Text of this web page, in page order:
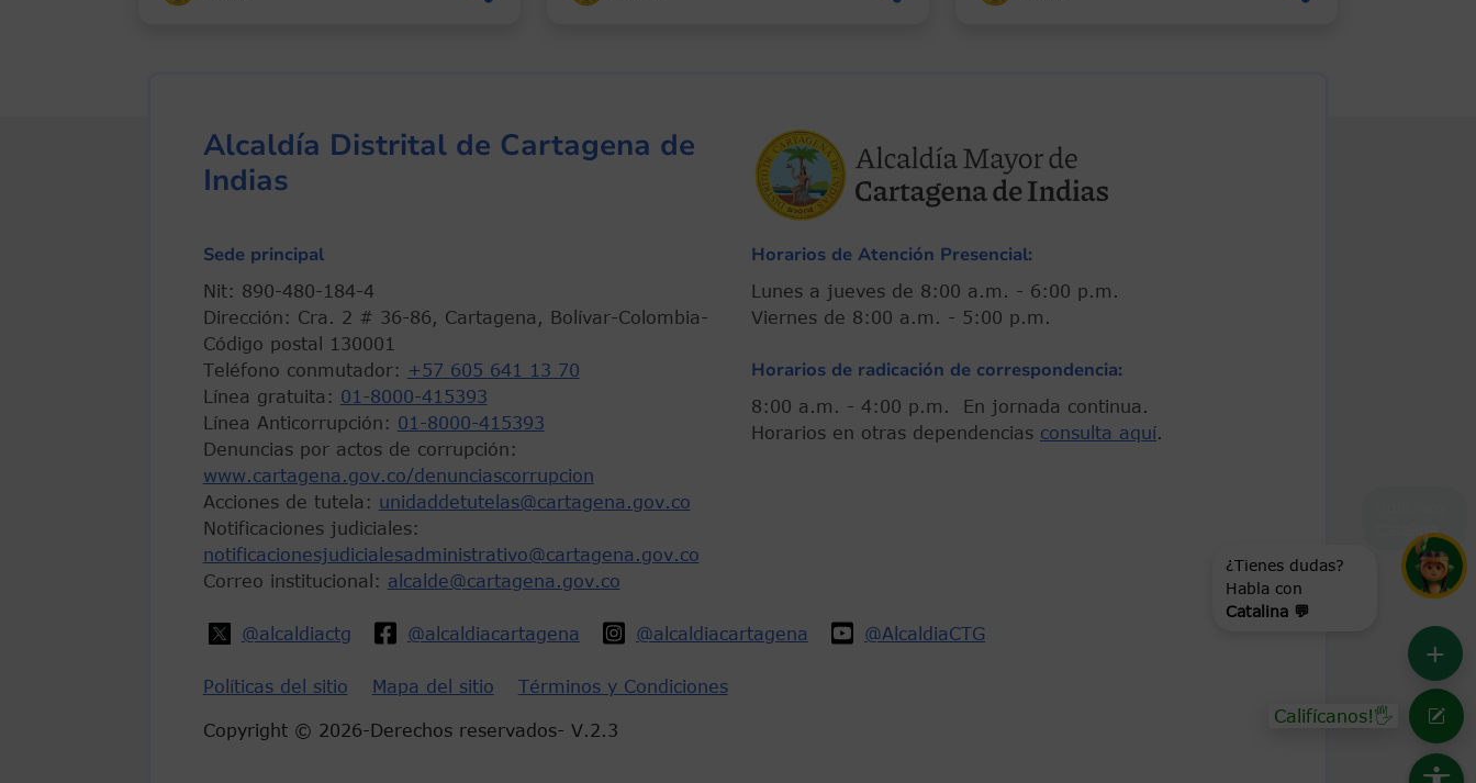
+
Catalina...
Habla con
Catalina 💬
Alcaldía Distrital de Cartagena de
Indias
Sede principal
Nit: 890-480-184-4
Dirección: Cra. 2 # 36-86, Cartagena, Bolívar-Colombia-
Código postal 130001
Teléfono conmutador: +57 605 641 13 70
Línea gratuita: 01-8000-415393
Línea Anticorrupción: 01-8000-415393
Denuncias por actos de corrupción:
www.cartagena.gov.co/denunciascorrupcion
Acciones de tutela: unidaddetutelas@cartagena.gov.co
Notificaciones judiciales:
notificacionesjudicialesadministrativo@cartagena.gov.co
Correo institucional: alcalde@cartagena.gov.co
Horarios de Atención Presencial:
Lunes a jueves de 8:00 a.m. - 6:00 p.m.
Viernes de 8:00 a.m. - 5:00 p.m.
Horarios de radicación de correspondencia:
8:00 a.m. - 4:00 p.m. En jornada continua.
Horarios en otras dependencias consulta aquí.
@alcaldiactg @alcaldiacartagena @alcaldiacartagena @AlcaldiaCTG
Políticas del sitio Mapa del sitio Términos y Condiciones
Copyright © 2026-Derechos reservados- V.2.3
Califícanos!🖐